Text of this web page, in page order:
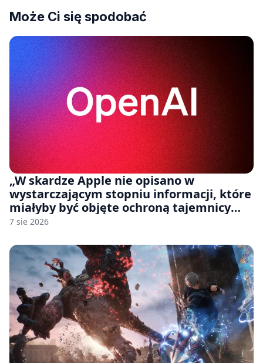
Może Ci się spodobać
„W skardze Apple nie opisano w
wystarczającym stopniu informacji, które
miałyby być objęte ochroną tajemnicy
handlowej”. OpenAI żąda odrzucenia
7 sie 2026